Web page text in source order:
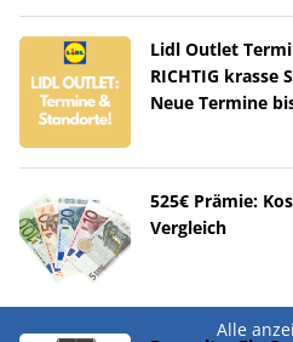
Lidl Outlet
RICHTIG krasse
Neue Termine
525€ Prämie:
Vergleich
Alle